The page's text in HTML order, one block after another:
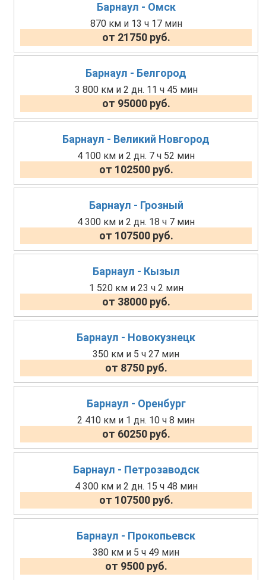
Барнаул - Омск
870 км и 13 ч 17 мин
от 21750 руб.
Барнаул - Белгород
3 800 км и 2 дн. 11 ч 45 мин
от 95000 руб.
Барнаул - Великий Новгород
4 100 км и 2 дн. 7 ч 52 мин
от 102500 руб.
Барнаул - Грозный
4 300 км и 2 дн. 18 ч 7 мин
от 107500 руб.
Барнаул - Кызыл
1 520 км и 23 ч 2 мин
от 38000 руб.
Барнаул - Новокузнецк
350 км и 5 ч 27 мин
от 8750 руб.
Барнаул - Оренбург
2 410 км и 1 дн. 10 ч 8 мин
от 60250 руб.
Барнаул - Петрозаводск
4 300 км и 2 дн. 15 ч 48 мин
от 107500 руб.
Барнаул - Прокопьевск
380 км и 5 ч 49 мин
от 9500 руб.